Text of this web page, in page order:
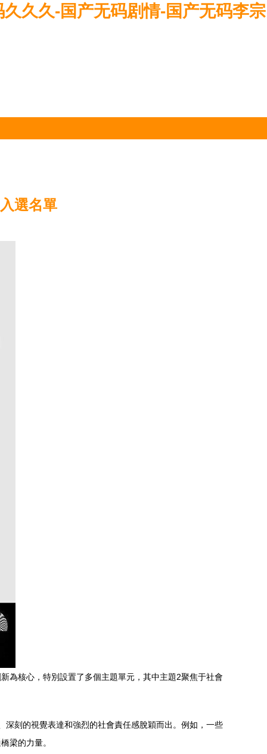
久久-国产无码剧情-国产无码李宗
選名單
為核心，特別設置了多個主題單元，其中主題2聚焦于社會
刻的視覺表達和強烈的社會責任感脫穎而出。例如，一些
梁的力量。